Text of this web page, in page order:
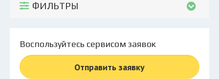
КОМПАНИЯМ
© 2026 Все права защищены
ФИЛЬТРЫ
Воспользуйтесь сервисом заявок
Отправить заявку